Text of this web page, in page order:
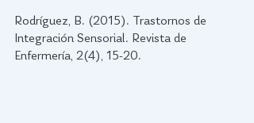
Rodríguez, B. (2015). Trastornos de
Integración Sensorial. Revista de
Enfermería, 2(4), 15-20.